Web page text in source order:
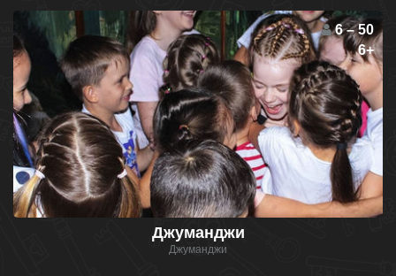
6 – 50
6+
Джуманджи
Джуманджи